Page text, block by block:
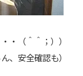
・（＾＾；））
、安全確認も）